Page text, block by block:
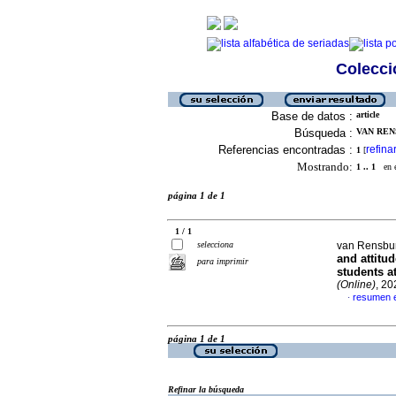
Base de datos : article
Búsqueda : VAN
Referencias encontradas : 1 [refinar
Mostrando: 1 .. 1 en
página 1 de 1
1 / 1
selecciona
para imprimir
van
and
students
(Online),
· resumen
página 1 de 1
Refinar la búsqueda